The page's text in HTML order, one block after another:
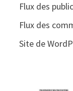
Flux des
Flux des
Site de